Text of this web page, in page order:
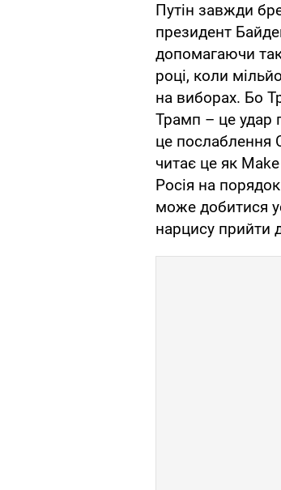
Путін завжди
президент
допомагаючи
році, коли
на виборах. Бо
Трамп – це удар
це послаблення
читає це як
Росія на
може добитися
нарцису прийти